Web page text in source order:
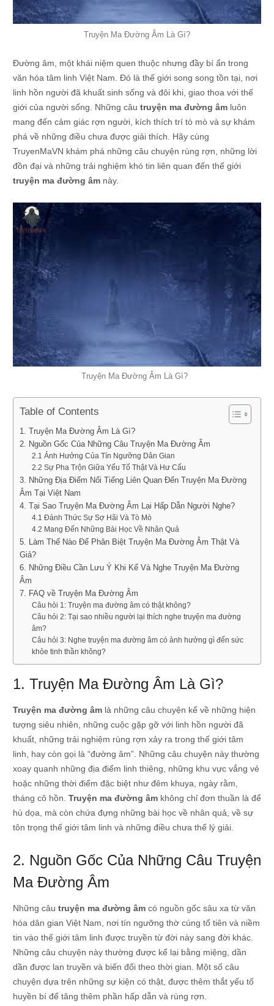
Truyện Ma Đường Âm Là Gì?
Đường âm, một khái niệm quen thuộc nhưng đầy bí ẩn trong
văn hóa tâm linh Việt Nam. Đó là thế giới song song tồn tại, nơi
linh hồn người đã khuất sinh sống và đôi khi, giao thoa với thế
giới của người sống. Những câu truyện ma đường âmluôn
mang đến cảm giác rợn người, kích thích trí tò mò và sự khám
phá về những điều chưa được giải thích. Hãy cùng
TruyenMaVN khám phá những câu chuyện rùng rợn, những lời
đồn đại và những trải nghiệm khó tin liên quan đến thế giới
truyện ma đường âmnày.
Truyện Ma Đường Âm Là Gì?
Table of Contents
1. Truyện Ma Đường Âm Là Gì?
2. Nguồn Gốc Của Những Câu Truyện Ma Đường Âm
2.1 Ảnh Hưởng Của Tín Ngưỡng Dân Gian
2.2 Sự Pha Trộn Giữa Yếu Tố Thật Và Hư Cấu
3. Những Địa Điểm Nổi Tiếng Liên Quan Đến Truyện Ma Đường
Âm Tại Việt Nam
4. Tại Sao Truyện Ma Đường Âm Lại Hấp Dẫn Người Nghe?
4.1 Đánh Thức Sự Sợ Hãi Và Tò Mò
4.2 Mang Đến Những Bài Học Về Nhân Quả
5. Làm Thế Nào Để Phân Biệt Truyện Ma Đường Âm Thật Và
Giả?
6. Những Điều Cần Lưu Ý Khi Kể Và Nghe Truyện Ma Đường
Âm
7. FAQ về Truyện Ma Đường Âm
Câu hỏi 1: Truyện ma đường âm có thật không?
Câu hỏi 2: Tại sao nhiều người lại thích nghe truyện ma đường
âm?
Câu hỏi 3: Nghe truyện ma đường âm có ảnh hưởng gì đến sức
khỏe tinh thần không?
1. Truyện Ma Đường Âm Là Gì?
Truyện ma đường âmlà những câu chuyện kể về những hiện
tượng siêu nhiên, những cuộc gặp gỡ với linh hồn người đã
khuất, những trải nghiệm rùng rợn xảy ra trong thế giới tâm
linh, hay còn gọi là “đường âm”. Những câu chuyện này thường
xoay quanh những địa điểm linh thiêng, những khu vực vắng vẻ
hoặc những thời điểm đặc biệt như đêm khuya, ngày rằm,
tháng cô hồn. Truyện ma đường âmkhông chỉ đơn thuần là để
hù dọa, mà còn chứa đựng những bài học về nhân quả, về sự
tôn trọng thế giới tâm linh và những điều chưa thể lý giải.
2. Nguồn Gốc Của Những Câu Truyện
Ma Đường Âm
Những câu truyện ma đường âmcó nguồn gốc sâu xa từ văn
hóa dân gian Việt Nam, nơi tín ngưỡng thờ cúng tổ tiên và niềm
tin vào thế giới tâm linh được truyền từ đời này sang đời khác.
Những câu chuyện này thường được kể lại bằng miệng, dần
dần được lan truyền và biến đổi theo thời gian. Một số câu
chuyện dựa trên những sự kiện có thật, được thêm thắt yếu tố
huyền bí để tăng thêm phần hấp dẫn và rùng rợn.